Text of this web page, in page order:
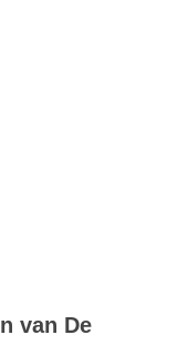
van De